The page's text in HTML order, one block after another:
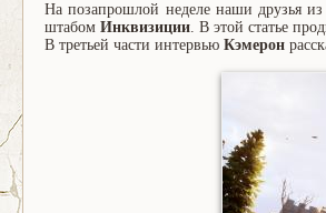
На позапрошлой неделе наши друзья из
штабом Инквизиции. В этой статье
В третьей части интервью Кэмерон